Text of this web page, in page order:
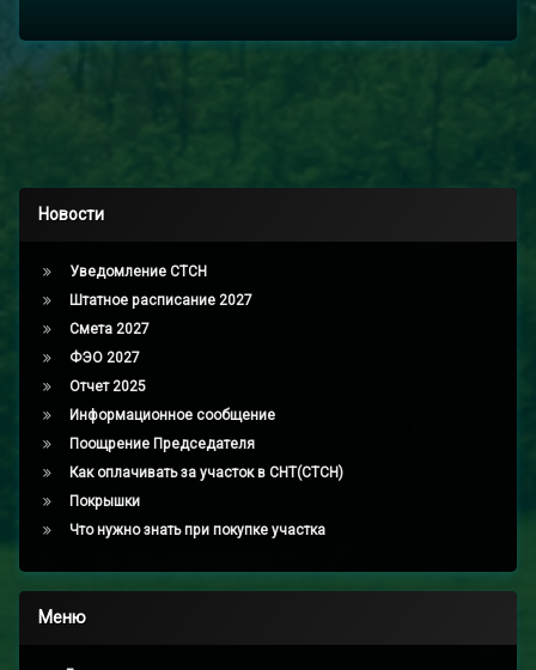
Новости
Уведомление СТСН
Штатное расписание 2027
Смета 2027
ФЭО 2027
Отчет 2025
Информационное сообщение
Поощрение Председателя
Как оплачивать за участок в СНТ(СТСН)
Покрышки
Что нужно знать при покупке участка
Меню